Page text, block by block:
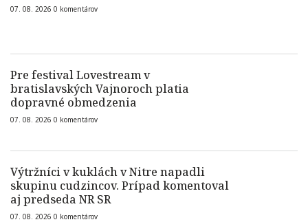
07. 08. 2026 0 komentárov
Pre festival Lovestream v
bratislavských Vajnoroch platia
dopravné obmedzenia
07. 08. 2026 0 komentárov
Výtržníci v kuklách v Nitre napadli
skupinu cudzincov. Prípad komentoval
aj predseda NR SR
07. 08. 2026 0 komentárov